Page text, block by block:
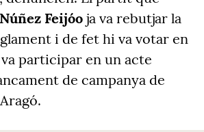
Feijóo ja va rebutjar la
i de fet hi va votar en
participar en un acte
de campanya de